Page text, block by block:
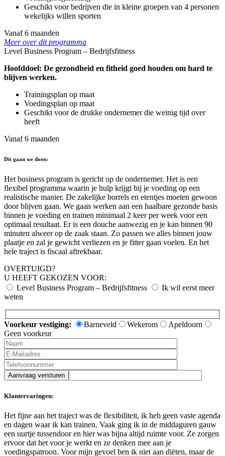
Geschikt voor bedrijven die in kleine groepen van 4 personen
wekelijks willen sporten
Vanaf 6 maanden
Meer over dit programma
Level Business Program – Bedrijfsfitness
Hoofddoel: De gezondheid en fitheid goed houden om hard te
blijven werken.
Trainingsplan op maat
Voedingsplan op maat
Geschikt voor de drukke ondernemer die weinig tijd over
heeft
Vanaf 6 maanden
Dit gaan we doen:
Het business program is gericht op de ondernemer. Het is een
flexibel programma waarin je hulp krijgt bij je voeding op een
realistische manier. De zakelijke borrels en etentjes moeten gewoon
door blijven gaan. We gaan werken aan een haalbare gezonde basis
binnen je voeding en trainen minimaal 2 keer per week voor een
optimaal resultaat. Er is een douche aanwezig en je kan binnen 90
minuten alweer op de zaak staan. Zo passen we alles binnen jouw
plaatje en zal je gewicht verliezen en je fitter gaan voelen. En het
hele traject is fiscaal aftrekbaar.
OVERTUIGD?
U HEEFT GEKOZEN VOOR:
Level Business Program – Bedrijfsfitness
Ik wil eerst meer
weten
Voorkeur vestiging: Barneveld Wekerom
Apeldoorn
Geen voorkeur
Aanvraag versturen
Klantervaringen:
Het fijne aan het traject was de flexibiliteit, ik heb geen vaste agenda
en dagen waar ik kan trainen. Vaak ging ik in de middaguren gauw
een uurtje tussendoor en hier was bijna altijd ruimte voor. Ze zorgen
ervoor dat het voor je werkt en ze denken mee aan je
voedingspatroon. Voor mijn gevoel ben ik niet aan diëten, maar de